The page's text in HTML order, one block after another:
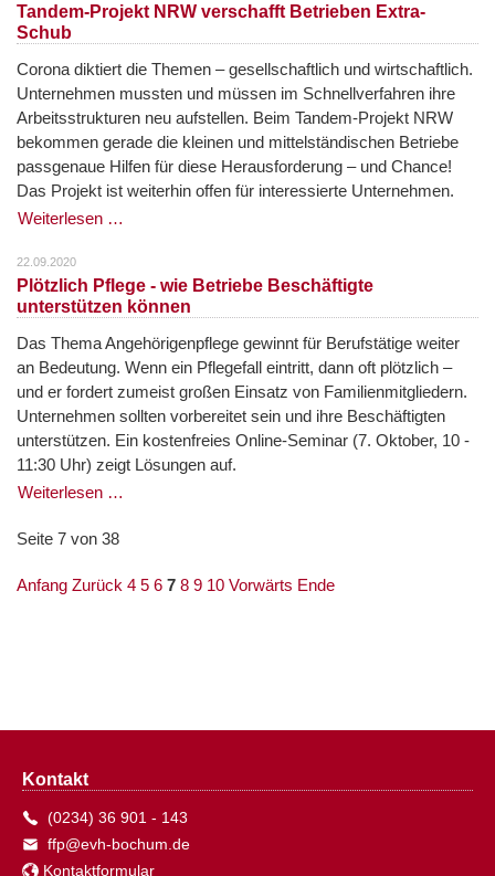
Tandem-Projekt NRW verschafft Betrieben Extra-
Schub
Corona diktiert die Themen – gesellschaftlich und wirtschaftlich.
Unternehmen mussten und müssen im Schnellverfahren ihre
Arbeitsstrukturen neu aufstellen. Beim Tandem-Projekt NRW
bekommen gerade die kleinen und mittelständischen Betriebe
passgenaue Hilfen für diese Herausforderung – und Chance!
Das Projekt ist weiterhin offen für interessierte Unternehmen.
Weiterlesen …
22.09.2020
Plötzlich Pflege - wie Betriebe Beschäftigte
unterstützen können
Das Thema Angehörigenpflege gewinnt für Berufstätige weiter
an Bedeutung. Wenn ein Pflegefall eintritt, dann oft plötzlich –
und er fordert zumeist großen Einsatz von Familienmitgliedern.
Unternehmen sollten vorbereitet sein und ihre Beschäftigten
unterstützen. Ein kostenfreies Online-Seminar (7. Oktober, 10 -
11:30 Uhr) zeigt Lösungen auf.
Weiterlesen …
Seite 7 von 38
Anfang Zurück 4 5 6 7 8 9 10 Vorwärts Ende
Kontakt
(0234) 36 901 - 143
ffp@evh-bochum.de
Kontaktformular